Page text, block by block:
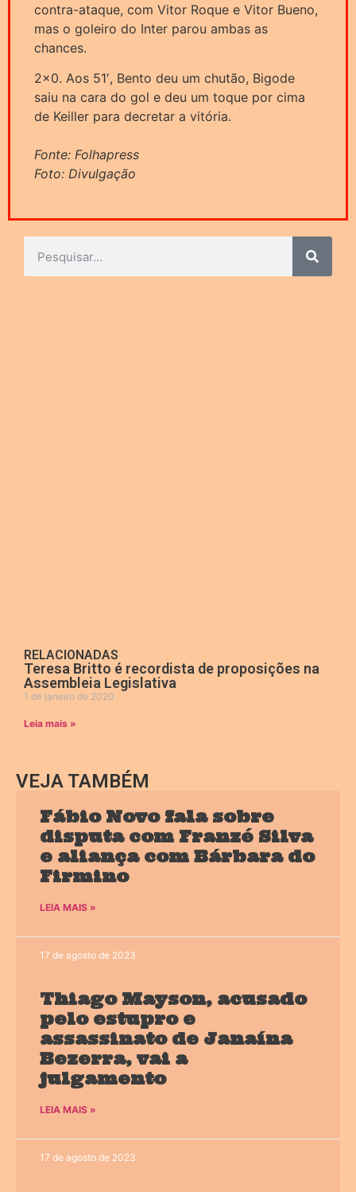
contra-ataque, com Vitor Roque e Vitor Bueno,
mas o goleiro do Inter parou ambas as
chances.
2×0. Aos 51′, Bento deu um chutão, Bigode
saiu na cara do gol e deu um toque por cima
de Keiller para decretar a vitória.
Fonte: Folhapress
Foto: Divulgação
RELACIONADAS
Teresa Britto é recordista de proposições na
Assembleia Legislativa
1 de janeiro de 2020
Leia mais »
VEJA TAMBÉM
Fábio Novo fala sobre
disputa com Franzé Silva
e aliança com Bárbara do
Firmino
LEIA MAIS »
17 de agosto de 2023
Thiago Mayson, acusado
pelo estupro e
assassinato de Janaína
Bezerra, vai a
julgamento
LEIA MAIS »
17 de agosto de 2023